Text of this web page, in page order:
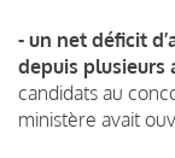
- un net déficit
depuis plusieurs
candidats au
ministère avait